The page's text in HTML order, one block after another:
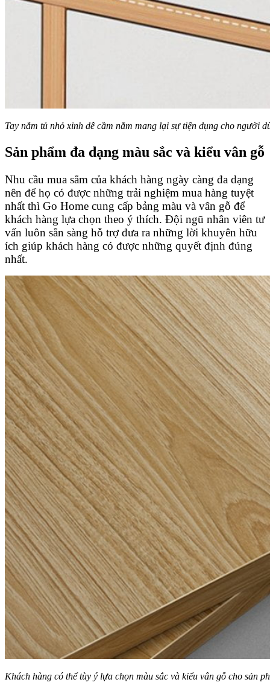
Tay nắm tủ nhỏ xinh dễ cầm nằm mang lại sự tiện dụng cho người
Sản phẩm đa dạng màu sắc và kiểu vân gỗ
Nhu cầu mua sắm của khách hàng ngày càng đa dạng
nên để họ có được những trải nghiệm mua hàng tuyệt
nhất thì Go Home cung cấp bảng màu và vân gỗ để
khách hàng lựa chọn theo ý thích. Đội ngũ nhân viên tư
vấn luôn sẵn sàng hỗ trợ đưa ra những lời khuyên hữu
ích giúp khách hàng có được những quyết định đúng
nhất.
Khách hàng có thể tùy ý lựa chọn màu sắc và kiểu vân gỗ cho sản